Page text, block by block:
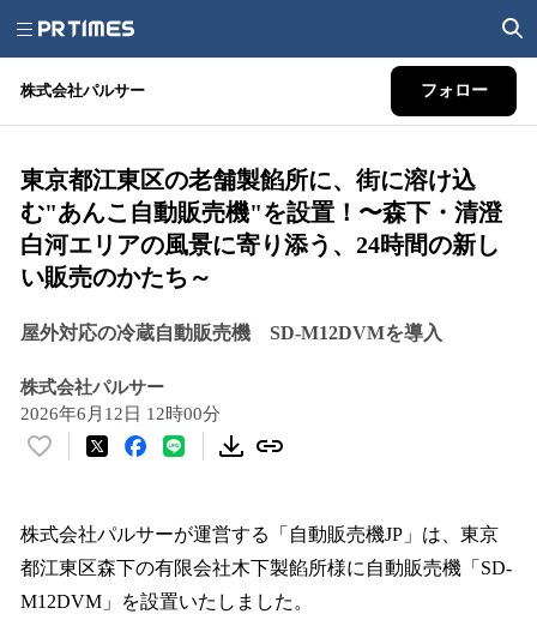
株式会社パルサー フォロー
東京都江東区の老舗製餡所に、街に溶け込
む"あんこ自動販売機"を設置！〜森下・清澄
白河エリアの風景に寄り添う、24時間の新し
い販売のかたち～
屋外対応の冷蔵自動販売機 SD-M12DVMを導入
株式会社パルサー
2026年6月12日 12時00分
い
！
数
を
読
株式会社パルサーが運営する「自動販売機JP」は、東京
都江東区森下の有限会社木下製餡所様に自動販売機「SD-
M12DVM」を設置いたしました。